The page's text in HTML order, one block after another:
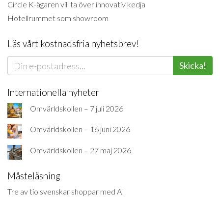
Circle K-ägaren vill ta över innovativ kedja
Hotellrummet som showroom
Läs vårt kostnadsfria nyhetsbrev!
Skicka!
Internationella nyheter
Omvärldskollen – 7 juli 2026
Omvärldskollen – 16 juni 2026
Omvärldskollen – 27 maj 2026
Måsteläsning
Tre av tio svenskar shoppar med AI